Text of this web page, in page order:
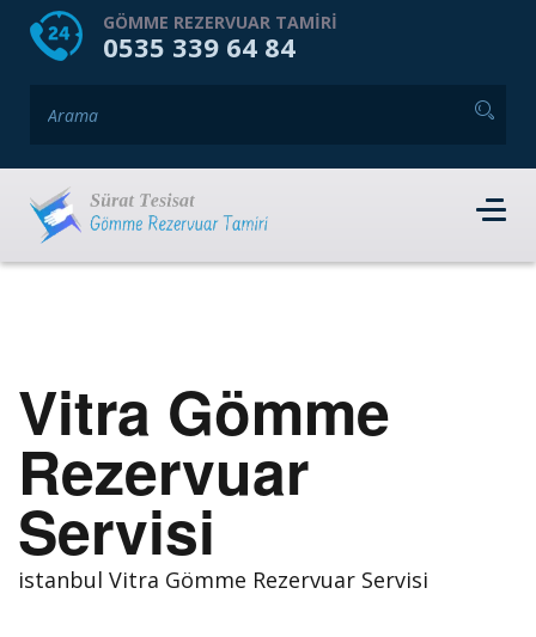
HOME HAKKIMIZDA
GÖMME REZERVUAR TAMIRI
0535 339 64 84
Vitra Gömme
Rezervuar
Servisi
istanbul Vitra Gömme Rezervuar Servisi